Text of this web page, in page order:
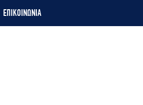
ΕΠΙΚΟΙΝΩΝΙΑ